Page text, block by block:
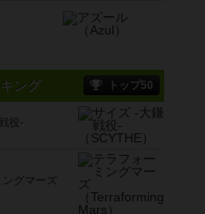
ング トップ50
役-
ングマーズ